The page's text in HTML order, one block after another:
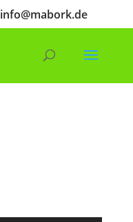
info@mabork.de